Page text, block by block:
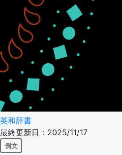
英和辞書
最終更新日：2025/11/17
例文